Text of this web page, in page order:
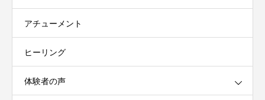
アチューメント
ヒーリング
体験者の声